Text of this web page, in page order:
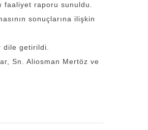
faaliyet raporu sunuldu.
sonuçlarına ilişkin
dile getirildi.
Sn. Aliosman Mertöz ve